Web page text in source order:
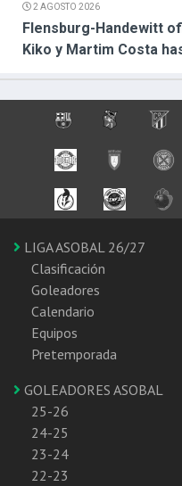
2 AGOSTO 2026
Flensburg-Handewitt
Kiko y Martim Costa
LIGA ASOBAL 26/27
Clasificación
Goleadores
Calendario
Equipos
Pretemporada
GOLEADORES ASOBAL
25-26
24-25
23-24
22-23